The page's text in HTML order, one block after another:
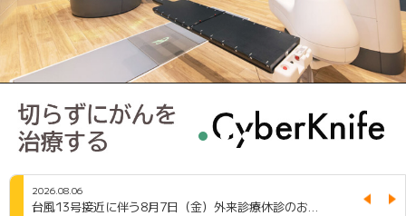
2026.08.06
台風13号接近に伴う8月7日（金）外来診療休診のお…